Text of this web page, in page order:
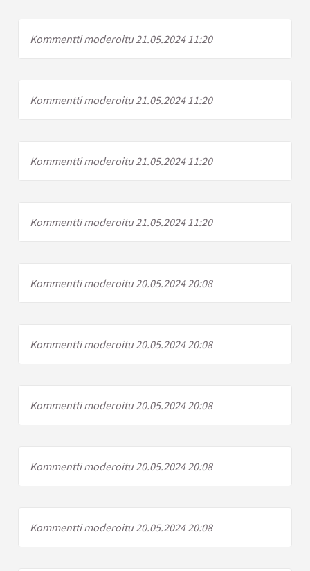
Kommentti moderoitu 21.05.2024 11:20
Kommentti moderoitu 21.05.2024 11:20
Kommentti moderoitu 21.05.2024 11:20
Kommentti moderoitu 21.05.2024 11:20
Kommentti moderoitu 20.05.2024 20:08
Kommentti moderoitu 20.05.2024 20:08
Kommentti moderoitu 20.05.2024 20:08
Kommentti moderoitu 20.05.2024 20:08
Kommentti moderoitu 20.05.2024 20:08